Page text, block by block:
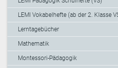
LEMI Vokabelhefte (ab der 2. Klasse
Lerntagebücher
Mathematik
Montessori-Pädagogik